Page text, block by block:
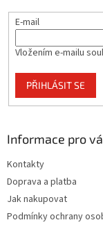
E-mail
Vložením e-mailu
PŘIHLÁSIT SE
Informace pro
Kontakty
Doprava a platba
Jak nakupovat
Podmínky ochrany